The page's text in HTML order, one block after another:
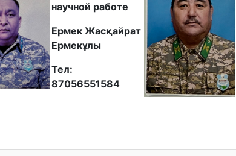
научной работе
Ермек Жасқайрат
Ермекұлы
Тел:
87056551584